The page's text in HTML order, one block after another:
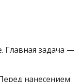
Главная задача —
нанесением